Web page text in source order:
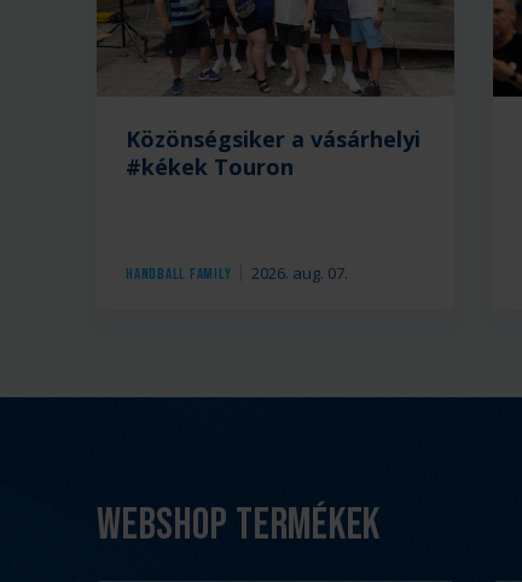
Handball Family 2026. aug. 07.
Közönségsiker a vásárhelyi
#kékek Touron
Webshop termékek